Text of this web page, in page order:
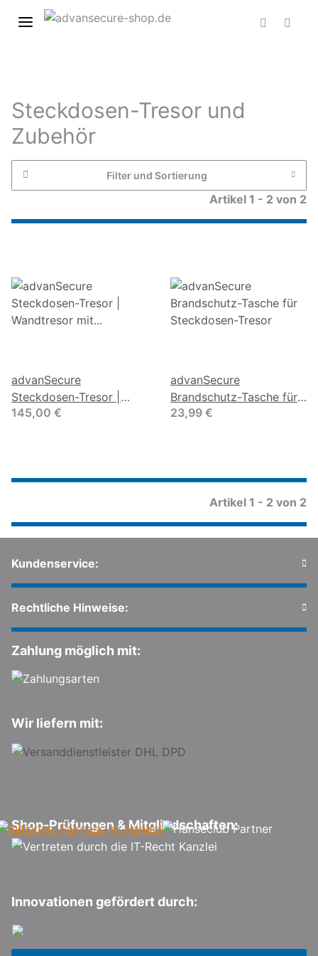
Steckdosen-Tresor und
Zubehör
Filter und Sortierung
Artikel 1 - 2 von 2
advanSecure
Steckdosen-Tresor |
Wandtresor mit
145,00 €
advanSecure
Brandschutz-Tasche für
Steckdosen-Tresor
23,99 €
Artikel 1 - 2 von 2
Kundenservice:
Rechtliche Hinweise:
Zahlung möglich mit:
Wir liefern mit:
Shop-Prüfungen & Mitgliedschaften:
Innovationen gefördert durch: